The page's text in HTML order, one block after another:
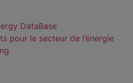
DataBase
pour le secteur de l’énergie